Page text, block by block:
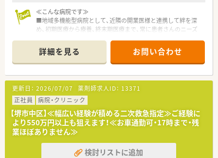
イチ★
＜ こんな方におすすめ！ ＞
新人研修や勉強会などだけでなく、スキルアップ研修なども実施
していただけますので、継続的に学び続けられる環境です！
【他職種との連携に興味のある方】
病院としてチーム医療には積極的に取り組んでいらっしゃいま
すので、ドクター・看護師・臨床検査技師・栄養士など、幅広い職
種の方々と連携しながら業務に携われます！
≪こんな病院です≫
■地域多機能型病院として、近隣の開業医様と連携して絆を深
め、初期医療から療養、終末期医療まで、常に患者さんのニーズ
■地域包括ケア病棟をもち、地域の中核を担う病院です。
■外部研修、内部研修、院内研修会を積極的に行うなど薬剤師資
格のバックアップ体制は万全です。
■指定の資格取得者には手当を支給するなど、頑張りを評価して
くれる風土があります。
≪こんな業務です≫
■入院患者様の調剤、監査、服薬指導 ※外来は院外処方
■注射混注（抗がん剤 ＴＰＮ）
■病棟業務（病棟専任者を配置しています）
■医薬品管理、医薬品情報管理
■各種委員会業務
※夜勤、当直業務はありません
詳細を見る お問い合わせ
更新日： 2026/07/07 薬剤師求人ID： 13371
正社員
病院・クリニック
【堺市中区】≪幅広い経験が積める二次救急指定≫ご経験に
より550万円以上も狙えます！≪お車通勤可・17時まで・残
業ほぼありません≫
検討リストに追加